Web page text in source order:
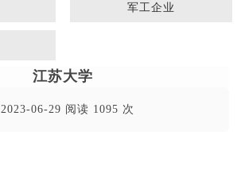
军工企业
江苏大学
2023-06-29 阅读 1095 次